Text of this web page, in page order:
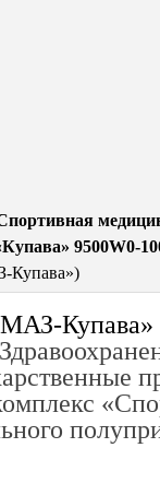
9500W0-
Купава»)
Купава»